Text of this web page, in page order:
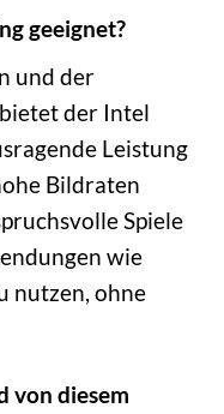
geeignet?
und der
der Intel
Leistung
Bildraten
Spiele
wie
nutzen, ohne
von diesem